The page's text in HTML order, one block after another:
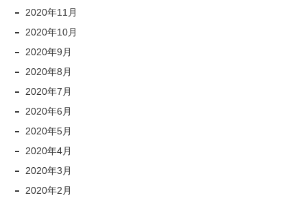
2020年11月
2020年10月
2020年9月
2020年8月
2020年7月
2020年6月
2020年5月
2020年4月
2020年3月
2020年2月